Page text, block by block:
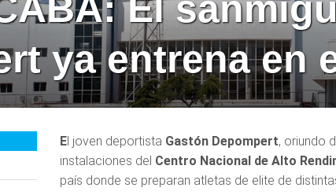
ya entrena en
El joven deportista Gastón Depompert, oriundo
instalaciones del Centro Nacional de Alto
país donde se preparan atletas de elite de